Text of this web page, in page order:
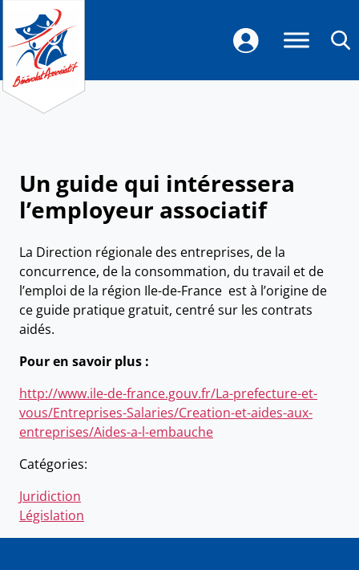
Un guide qui intéressera
l’employeur associatif
La Direction régionale des entreprises, de la
concurrence, de la consommation, du travail et de
l’emploi de la région Ile-de-France est à l’origine de
ce guide pratique gratuit, centré sur les contrats
aidés.
Pour en savoir plus :
http://www.ile-de-france.gouv.fr/La-prefecture-et-
vous/Entreprises-Salaries/Creation-et-aides-aux-
entreprises/Aides-a-l-embauche
Catégories:
Juridiction
Législation